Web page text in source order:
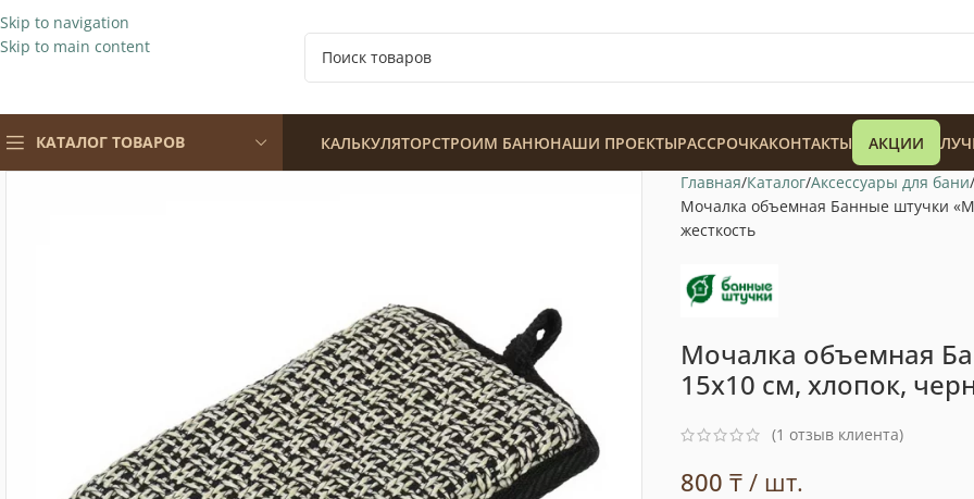
Skip to navigation
Skip to main content
КАТАЛОГ ТОВАРОВ КАЛЬКУЛЯТОРСТРОИМ БАНЮНАШИ ПРОЕКТЫРАССРОЧКАКОНТАКТЫ АКЦИИ
Главная Каталог Аксессуары для бани
Мочалка объемная Банные штучки
жесткость
Мочалка объемная
15х10 см, хлопок,
(1 отзыв клиента)
800 ₸/ шт.